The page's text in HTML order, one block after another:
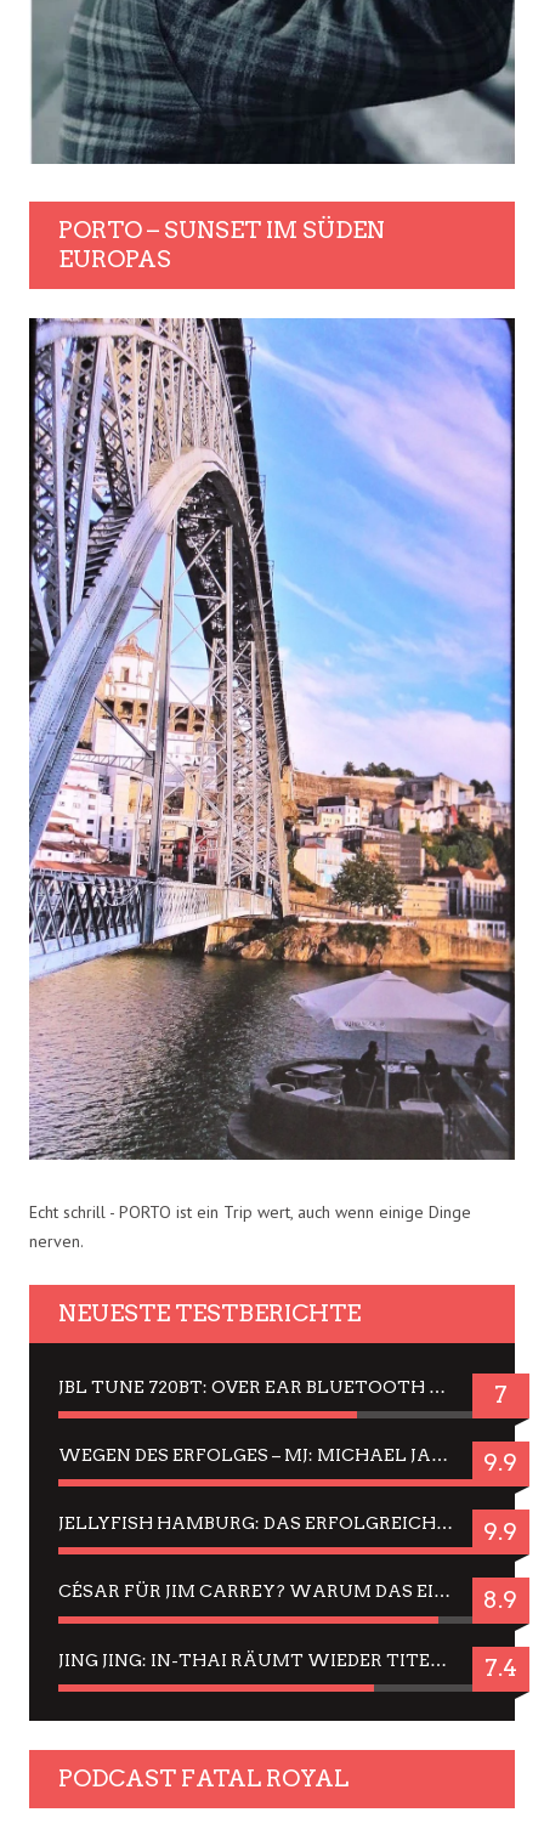
PORTO – SUNSET IM SÜDEN
EUROPAS
Echt schrill - PORTO ist ein Trip wert, auch wenn einige Dinge
nerven.
NEUESTE TESTBERICHTE
JBL TUNE 720BT: OVER EAR BLUETOOTH KOPFHÖRER UM DIE 50,-€ IM DAUER-TEST 7
WEGEN DES ERFOLGES – MJ: MICHAEL JACKSON MUSICAL IN EINER MATINEE SEHEN 9.9
JELLYFISH HAMBURG: DAS ERFOLGREICHE SOMMER-MENÜ 2025 IN GEFÜHLEN UND BILDERN 9.9
CÉSAR FÜR JIM CARREY? WARUM DAS EINER DER NERVIGSTEN ACTORS IST UND BLEIBT 8.9
JING JING: IN-THAI RÄUMT WIEDER TITEL AB – EIN ZWEI-STUNDEN-ERLEBNISBERICHT 7.4
PODCAST FATAL ROYAL